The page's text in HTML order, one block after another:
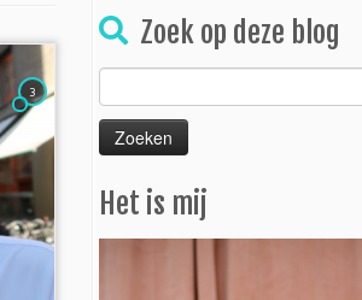
3
Zoek op deze blog
Zoeken
naar:
Het is mij